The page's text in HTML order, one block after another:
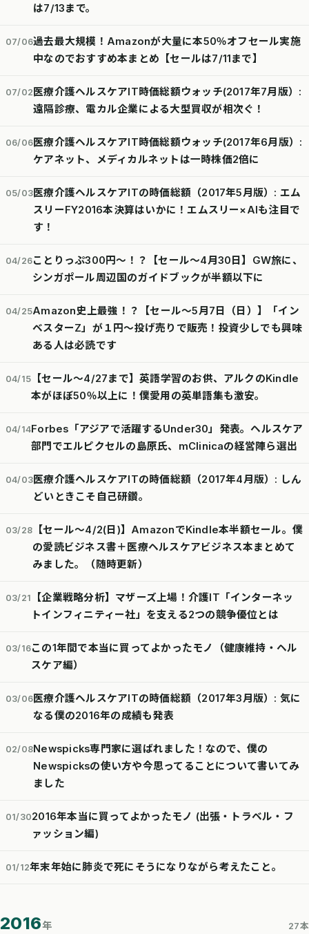
は7/13まで。
07/06過去最大規模！Amazonが大量に本50％オフセール実施
中なのでおすすめ本まとめ【セールは7/11まで】
07/02医療介護ヘルスケアIT時価総額ウォッチ(2017年7月版）:
遠隔診療、電カル企業による大型買収が相次ぐ！
06/06医療介護ヘルスケアIT時価総額ウォッチ(2017年6月版）:
ケアネット、メディカルネットは一時株価2倍に
05/03医療介護ヘルスケアITの時価総額（2017年5月版）: エム
スリーFY2016本決算はいかに！エムスリー×AIも注目で
す！
04/26ことりっぷ300円～！？【セール～4月30日】GW旅に、
シンガポール周辺国のガイドブックが半額以下に
04/25Amazon史上最強！？【セール～5月7日（日）】「イン
ベスターZ」が１円～投げ売りで販売！投資少しでも興味
ある人は必読です
04/15
【セール～4/27まで】英語学習のお供、アルクのKindle
本がほぼ50％以上に！僕愛用の英単語集も激安。
04/14Forbes「アジアで活躍するUnder30」発表。ヘルスケア
部門でエルピクセルの島原氏、mClinicaの経営陣ら選出
04/03医療介護ヘルスケアITの時価総額（2017年4月版）: しん
どいときこそ自己研鑽。
03/28
【セール～4/2(日)】AmazonでKindle本半額セール。僕
の愛読ビジネス書＋医療ヘルスケアビジネス本まとめて
みました。（随時更新）
03/21
【企業戦略分析】マザーズ上場！介護IT「インターネッ
トインフィニティー社」を支える2つの競争優位とは
03/16この1年間で本当に買ってよかったモノ（健康維持・ヘル
スケア編）
03/06医療介護ヘルスケアITの時価総額（2017年3月版）: 気に
なる僕の2016年の成績も発表
02/08Newspicks専門家に選ばれました！なので、僕の
Newspicksの使い方や今思ってることについて書いてみ
ました
01/302016年本当に買ってよかったモノ (出張・トラベル・フ
ァッション編)
01/12年末年始に肺炎で死にそうになりながら考えたこと。
2016年 27本